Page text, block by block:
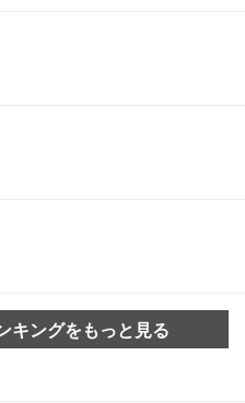
キングをもっと見る